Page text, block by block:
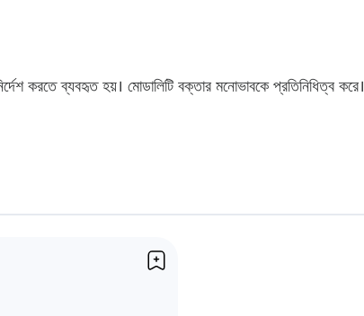
করতে ব্যবহৃত হয়। মোডালিটি বক্তার মনোভাবকে প্রতিনিধিত্ব করে।